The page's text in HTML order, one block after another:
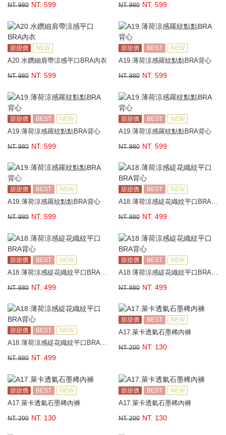
NT. 980 NT. 599 NT. 980 NT. 599
甜甜價 NEW
A20.水鑽細肩帶涼感平口BRA內衣
NT. 980 NT. 599
甜甜價 BEST NEW
A19.薄荷涼感羅紋點點BRA背心
NT. 980 NT. 599
甜甜價 BEST NEW
A19.薄荷涼感羅紋點點BRA背心
NT. 980 NT. 599
甜甜價 BEST NEW
A19.薄荷涼感羅紋點點BRA背心
NT. 980 NT. 599
甜甜價 BEST NEW
A19.薄荷涼感羅紋點點BRA背心
NT. 980 NT. 599
甜甜價 BEST NEW
A18.薄荷涼感緹花織紋平口BRA背心
NT. 880 NT. 499
甜甜價 BEST NEW
NT. 880 NT. 499
甜甜價 BEST NEW
NT. 880 NT. 499
甜甜價 BEST NEW
A18.薄荷涼感緹花織紋平口BRA背心
NT. 880 NT. 499
甜甜價 BEST NEW
A17.萊卡透氣石墨稀內褲
NT. 200 NT. 130
甜甜價 BEST NEW
A17.萊卡透氣石墨稀內褲
NT. 200 NT. 130
甜甜價 BEST NEW
A17.萊卡透氣石墨稀內褲
NT. 200 NT. 130